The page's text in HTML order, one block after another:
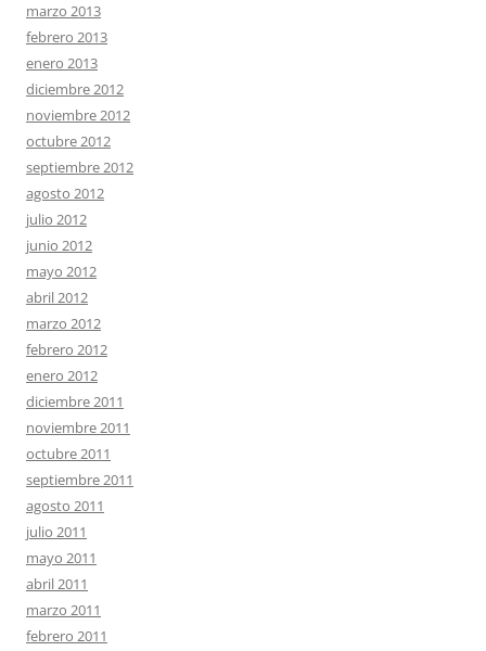
marzo 2013
febrero 2013
enero 2013
diciembre 2012
noviembre 2012
octubre 2012
septiembre 2012
agosto 2012
julio 2012
junio 2012
mayo 2012
abril 2012
marzo 2012
febrero 2012
enero 2012
diciembre 2011
noviembre 2011
octubre 2011
septiembre 2011
agosto 2011
julio 2011
mayo 2011
abril 2011
marzo 2011
febrero 2011